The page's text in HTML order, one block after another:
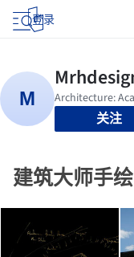
登录
关注
建筑大师手绘